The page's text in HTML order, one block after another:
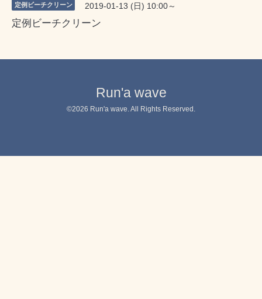
定例ビーチクリーン 2019-01-13 (日) 10:00～
定例ビーチクリーン
Run'a wave
©2026 Run'a wave . All Rights Reserved.